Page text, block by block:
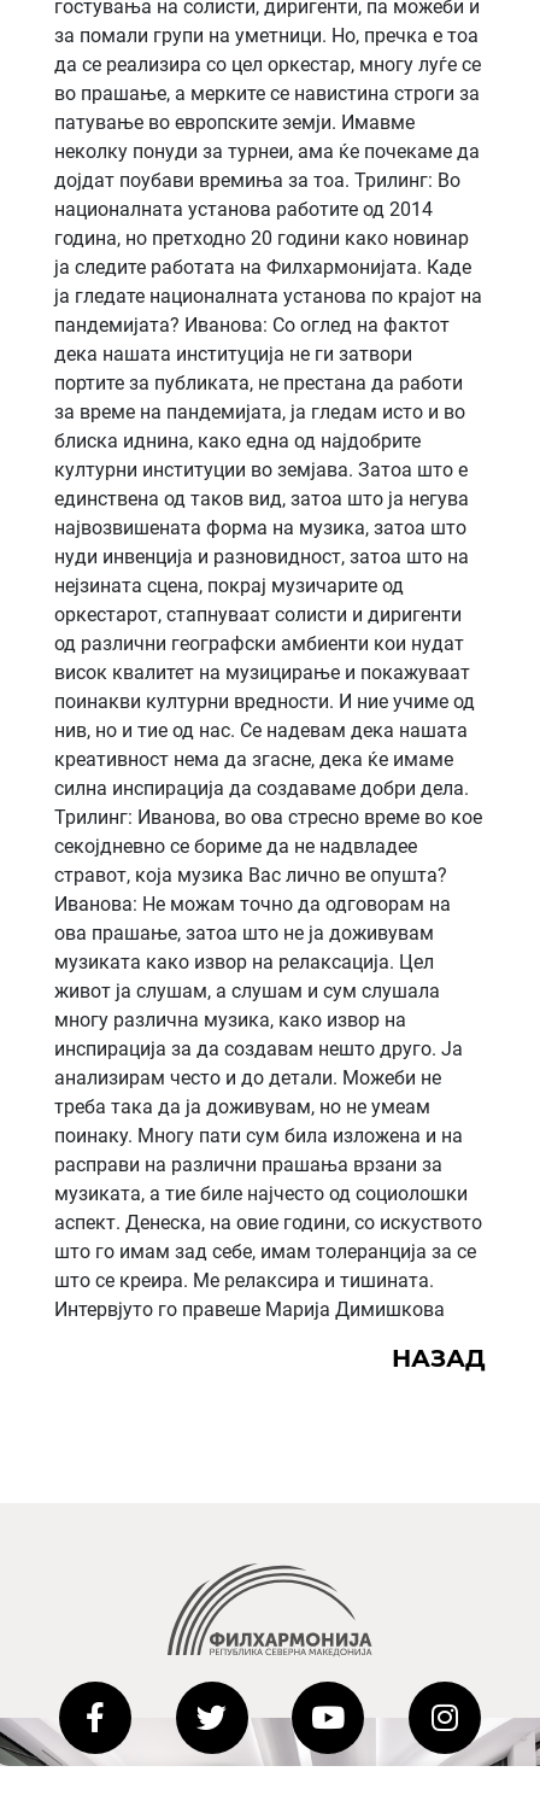
гостувања на солисти, диригенти, па можеби и
за помали групи на уметници. Но, пречка е тоа
да се реализира со цел оркестар, многу луѓе се
во прашање, а мерките се навистина строги за
патување во европските земји. Имавме
неколку понуди за турнеи, ама ќе почекаме да
дојдат поубави времиња за тоа. Трилинг: Во
националната установа работите од 2014
година, но претходно 20 години како новинар
ја следите работата на Филхармонијата. Каде
ја гледате националната установа по крајот на
пандемијата? Иванова: Со оглед на фактот
дека нашата институција не ги затвори
портите за публиката, не престана да работи
за време на пандемијата, ја гледам исто и во
блиска иднина, како една од најдобрите
културни институции во земјава. Затоа што е
единствена од таков вид, затоа што ја негува
највозвишената форма на музика, затоа што
нуди инвенција и разновидност, затоа што на
нејзината сцена, покрај музичарите од
оркестарот, стапнуваат солисти и диригенти
од различни географски амбиенти кои нудат
висок квалитет на музицирање и покажуваат
поинакви културни вредности. И ние учиме од
нив, но и тие од нас. Се надевам дека нашата
креативност нема да згасне, дека ќе имаме
силна инспирација да создаваме добри дела.
Трилинг: Иванова, во ова стресно време во кое
секојдневно се бориме да не надвладее
стравот, која музика Вас лично ве опушта?
Иванова: Не можам точно да одговорам на
ова прашање, затоа што не ја доживувам
музиката како извор на релаксација. Цел
живот ја слушам, а слушам и сум слушала
многу различна музика, како извор на
инспирација за да создавам нешто друго. Ја
анализирам често и до детали. Можеби не
треба така да ја доживувам, но не умеам
поинаку. Многу пати сум била изложена и на
расправи на различни прашања врзани за
музиката, а тие биле најчесто од социолошки
аспект. Денеска, на овие години, со искуството
што го имам зад себе, имам толеранција за се
што се креира. Ме релаксира и тишината.
Интервјуто го правеше Марија Димишкова
НАЗАД